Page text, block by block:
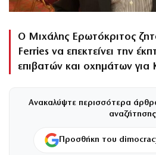
Ο Μιχάλης Ερωτόκριτος
Ferries να επεκτείνει την
επιβατών και οχημάτων
Ανακαλύψτε περισσότερα
Προσθήκη του